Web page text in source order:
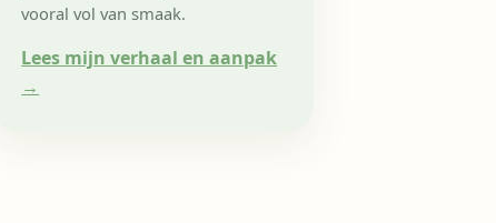
vooral vol van smaak.
Lees mijn verhaal en aanpak
→